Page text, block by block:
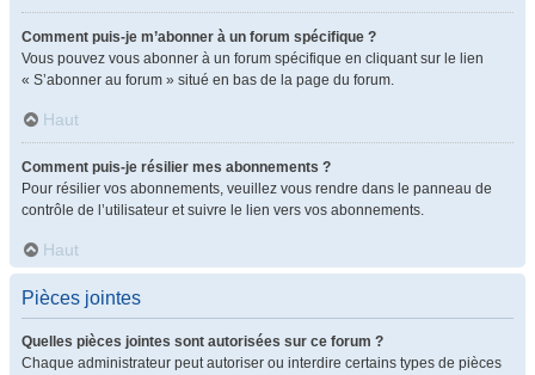
Comment puis-je m’abonner à un forum spécifique ?
Vous pouvez vous abonner à un forum spécifique en cliquant sur le lien
« S’abonner au forum » situé en bas de la page du forum.
Haut
Comment puis-je résilier mes abonnements ?
Pour résilier vos abonnements, veuillez vous rendre dans le panneau de
contrôle de l’utilisateur et suivre le lien vers vos abonnements.
Haut
Pièces jointes
Quelles pièces jointes sont autorisées sur ce forum ?
Chaque administrateur peut autoriser ou interdire certains types de pièces